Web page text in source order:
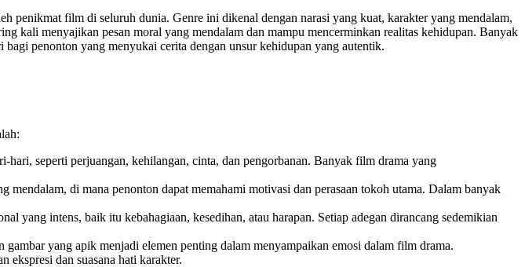
penikmat film di seluruh dunia. Genre ini dikenal dengan narasi yang kuat, karakter yang mendalam,
kali menyajikan pesan moral yang mendalam dan mampu mencerminkan realitas kehidupan. Banyak
penonton yang menyukai cerita dengan unsur kehidupan yang autentik.
seperti perjuangan, kehilangan, cinta, dan pengorbanan. Banyak film drama yang
mendalam, di mana penonton dapat memahami motivasi dan perasaan tokoh utama. Dalam banyak
yang intens, baik itu kebahagiaan, kesedihan, atau harapan. Setiap adegan dirancang sedemikian
gambar yang apik menjadi elemen penting dalam menyampaikan emosi dalam film drama.
ekspresi dan suasana hati karakter.